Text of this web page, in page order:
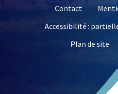
Contact
Accessibilité :
Plan de site